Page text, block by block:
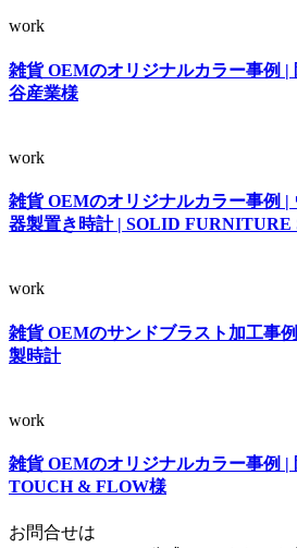
work
雑貨 OEMのオリジナルカラー事例 |
谷産業様
work
雑貨 OEMのオリジナルカラー事例 |
器製置き時計 | SOLID FURNITURE
work
雑貨 OEMのサンドブラスト加工事
製時計
work
雑貨 OEMのオリジナルカラー事例 |
TOUCH & FLOW様
お問合せは